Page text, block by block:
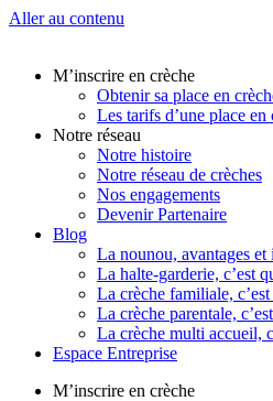
Aller au contenu
M’inscrire en crèche
Obtenir sa place en
Les tarifs d’une place en
Notre réseau
Notre histoire
Notre réseau de crèches
Nos engagements
Devenir Partenaire
Blog
La nounou, avantages et
La halte-garderie, c’est
La crèche familiale,
La crèche parentale,
La crèche multi accueil,
Espace Entreprise
M’inscrire en crèche